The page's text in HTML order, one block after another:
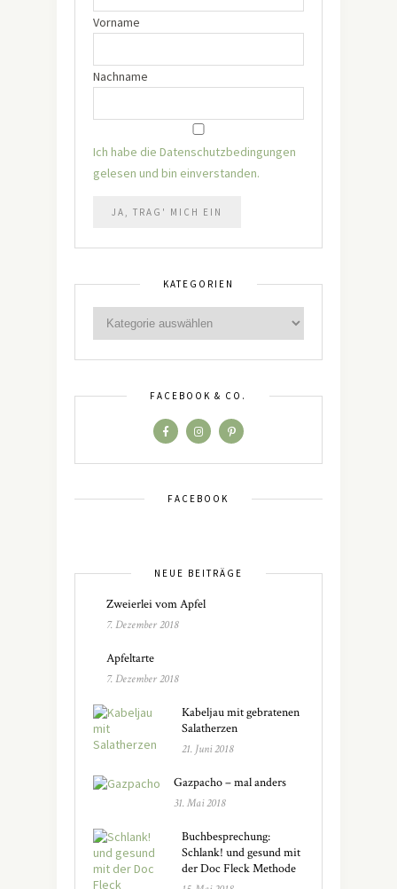
Vorname
Nachname
Ich habe die Datenschutzbedingungen
gelesen und bin einverstanden.
KATEGORIEN
FACEBOOK & CO.
FACEBOOK
NEUE BEITRÄGE
Zweierlei vom Apfel
7. Dezember 2018
Apfeltarte
7. Dezember 2018
Kabeljau mit gebratenen
Salatherzen
21. Juni 2018
Gazpacho – mal anders
31. Mai 2018
Buchbesprechung:
Schlank! und gesund mit
der Doc Fleck Methode